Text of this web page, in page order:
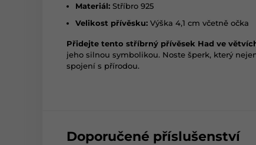
Materiál: Stříbro 925
Velikost přívěsku: Výška 4,1 cm včetně očka
Přidejte tento stříbrný přívěsek Had ve
jeho silnou symbolikou. Noste šperk, který
spojení s přírodou.
Doporučené příslušenství